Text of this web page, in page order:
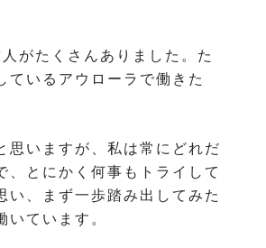
がたくさんありました。た
ているアウローラで働きた
思いますが、私は常にどれだ
、とにかく何事もトライして
い、まず一歩踏み出してみた
ています。